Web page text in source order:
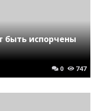
быть испорчены
0 747